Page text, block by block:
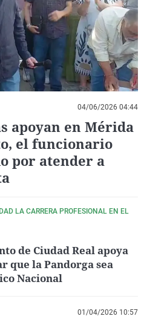
La rosa de los vientos
Gente viajera
Como el perro y el
Caso
Retornados
Equipo de
Operación Viuda
Extremadura
Galicia
La Rioja
Navarra
País Vasco
Virales
Televisión
Elecciones
04/06/2026 04:44
apoyan en Mérida
el funcionario
por atender a
LA CARRERA PROFESIONAL EN EL
de Ciudad Real apoya
que la Pandorga sea
Nacional
01/04/2026 10:57